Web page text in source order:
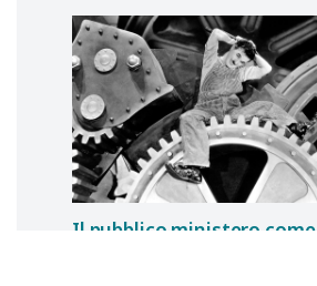
Il pubblico ministero come